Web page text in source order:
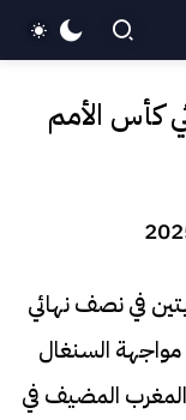
كأس الأمم
في نصف نهائي
ونتحدث عن مواجهة السنغال
المغرب المضيف في